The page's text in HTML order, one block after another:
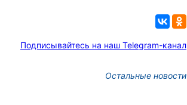
Подписывайтесь на наш Telegram-канал
Остальные новости